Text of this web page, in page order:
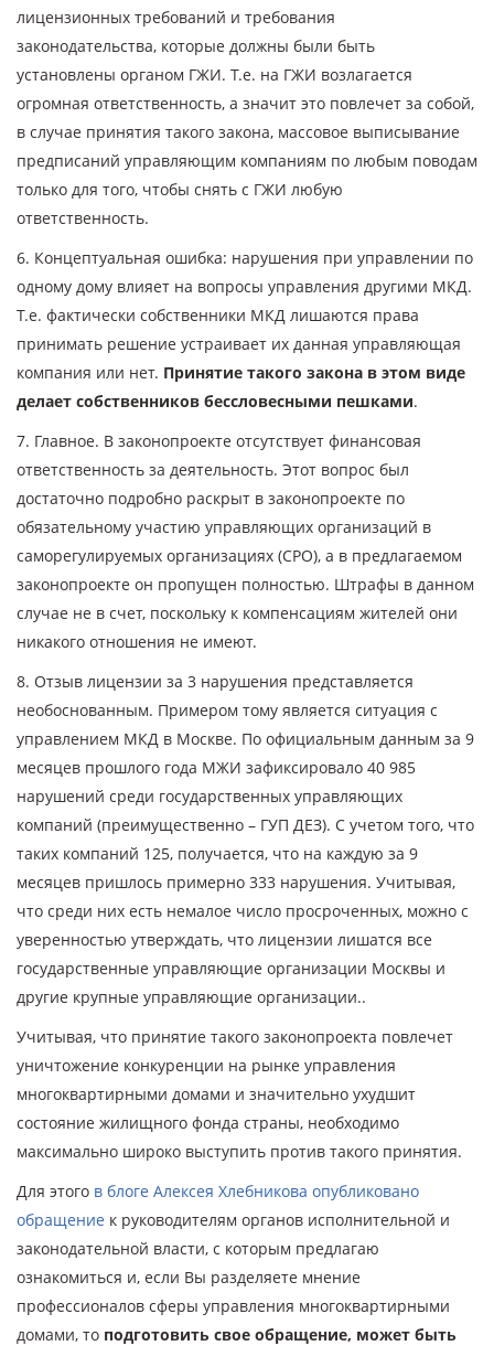
лицензионных требований и требования
законодательства, которые должны были быть
установлены органом ГЖИ. Т.е. на ГЖИ возлагается
огромная ответственность, а значит это повлечет за собой,
в случае принятия такого закона, массовое выписывание
предписаний управляющим компаниям по любым поводам
только для того, чтобы снять с ГЖИ любую
ответственность.
6. Концептуальная ошибка: нарушения при управлении по
одному дому влияет на вопросы управления другими МКД.
Т.е. фактически собственники МКД лишаются права
принимать решение устраивает их данная управляющая
компания или нет. Принятие такого закона в этом виде
делает собственников бессловесными пешками.
7. Главное. В законопроекте отсутствует финансовая
ответственность за деятельность. Этот вопрос был
достаточно подробно раскрыт в законопроекте по
обязательному участию управляющих организаций в
саморегулируемых организациях (СРО), а в предлагаемом
законопроекте он пропущен полностью. Штрафы в данном
случае не в счет, поскольку к компенсациям жителей они
никакого отношения не имеют.
8. Отзыв лицензии за 3 нарушения представляется
необоснованным. Примером тому является ситуация с
управлением МКД в Москве. По официальным данным за 9
месяцев прошлого года МЖИ зафиксировало 40 985
нарушений среди государственных управляющих
компаний (преимущественно – ГУП ДЕЗ). С учетом того, что
таких компаний 125, получается, что на каждую за 9
месяцев пришлось примерно 333 нарушения. Учитывая,
что среди них есть немалое число просроченных, можно с
уверенностью утверждать, что лицензии лишатся все
государственные управляющие организации Москвы и
другие крупные управляющие организации..
Учитывая, что принятие такого законопроекта повлечет
уничтожение конкуренции на рынке управления
многоквартирными домами и значительно ухудшит
состояние жилищного фонда страны, необходимо
максимально широко выступить против такого принятия.
Для этого в блоге Алексея Хлебникова опубликовано
обращение к руководителям органов исполнительной и
законодательной власти, с которым предлагаю
ознакомиться и, если Вы разделяете мнение
профессионалов сферы управления многоквартирными
домами, то подготовить свое обращение, может быть